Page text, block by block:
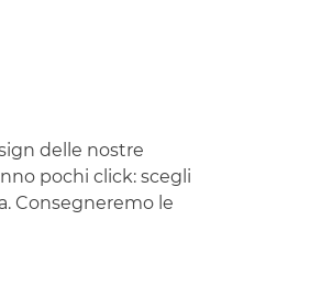
delle nostre
pochi click: scegli
Consegneremo le